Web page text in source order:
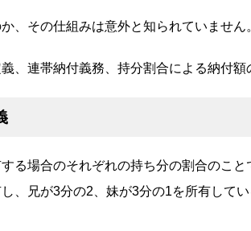
、その仕組みは意外と知られていません
、連帯納付義務、持分割合による納付額
る場合のそれぞれの持ち分の割合のこと
、兄が3分の2、妹が3分の1を所有して